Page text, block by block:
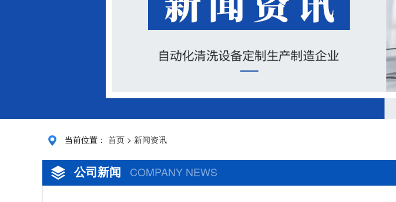
当前位置： 首页 > 新闻资讯
公司新闻 COMPANY NEWS